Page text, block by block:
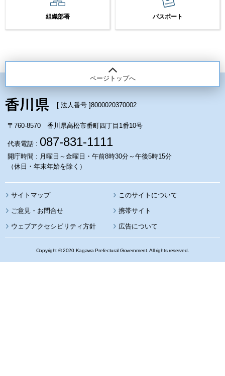
組織部署 パスポート
ページトップへ
[ 法人番号 ]8000020370002
〒760-8570 香川県高松市番町四丁目1番10号
代表電話 : 087-831-1111
開庁時間 : 月曜日～金曜日・午前8時30分～午後5時15分
（休日・年末年始を除く）
サイトマップ このサイトについて
携帯サイト
ウェブアクセシビリティ方針 広告について
Copyright © 2020 Kagawa Prefectural Government. All rights reserved.